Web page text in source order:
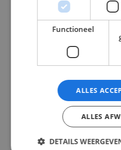
5×2.5mm² 20m
ring
In
Winkelmand
€
Functioneel
ALLES
ALLES
DETAILS